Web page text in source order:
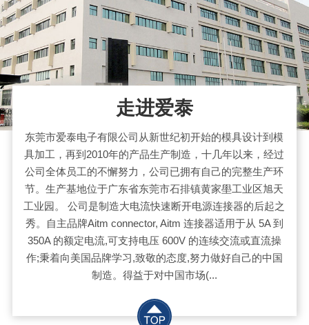
走进爱泰
东莞市爱泰电子有限公司从新世纪初开始的模具设计到模
具加工，再到2010年的产品生产制造，十几年以来，经过
公司全体员工的不懈努力，公司已拥有自己的完整生产环
节。生产基地位于广东省东莞市石排镇黄家壆工业区旭天
工业园。 公司是制造大电流快速断开电源连接器的后起之
秀。自主品牌Aitm connector, Aitm 连接器适用于从 5A 到
350A 的额定电流,可支持电压 600V 的连续交流或直流操
作;秉着向美国品牌学习,致敬的态度,努力做好自己的中国
制造。得益于对中国市场(...